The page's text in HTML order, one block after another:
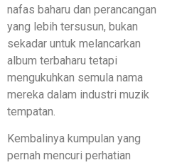
nafas baharu dan perancangan
yang lebih tersusun, bukan
sekadar untuk melancarkan
album terbaharu tetapi
mengukuhkan semula nama
mereka dalam industri muzik
tempatan.
Kembalinya kumpulan yang
pernah mencuri perhatian